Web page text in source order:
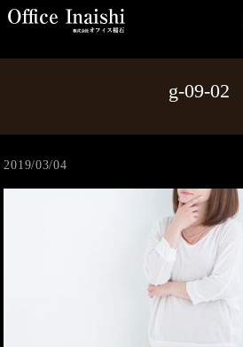
g-09-02
2019/03/04